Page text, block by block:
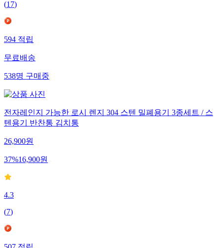
(17)
594적립
무료배송
538명구매중
전자레인지 가능한 로시 렌지 304 스텐 밀폐용기 3종세트 / 스
텐용기 반찬통 김치통
26,900원
37%16,900원
4.3
(7)